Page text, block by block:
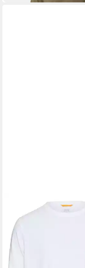
CAMEL ACTIVE
Langarmshirt
ab 25,19 €
-37%